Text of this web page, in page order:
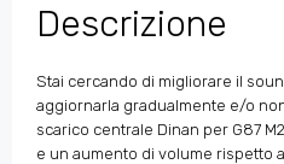
Descrizione
Stai cercando di migliorare il
aggiornarla gradualmente e/o
scarico centrale Dinan per G87
e un aumento di volume rispetto